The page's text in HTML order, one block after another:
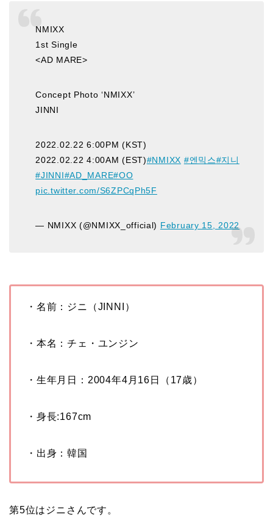
NMIXX
1st Single
<AD MARE>
Concept Photo ‘NMIXX’
JINNI
2022.02.22 6:00PM (KST)
2022.02.22 4:00AM (EST)#NMIXX #엔믹스#지니
#JINNI#AD_MARE#OO
pic.twitter.com/S6ZPCqPh5F
— NMIXX (@NMIXX_official) February 15, 2022
・名前：ジニ（JINNI）
・本名：チェ・ユンジン
・生年月日： 2004年4 月 16 日（ 17歳）
・身長:167cm
・出身：韓国
第5位はジニさんです。